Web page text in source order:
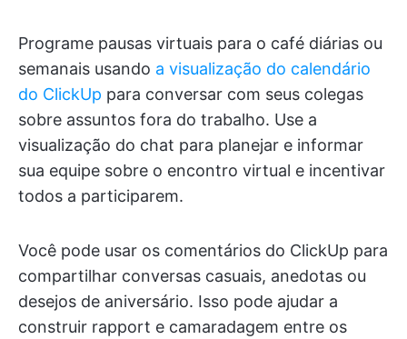
Programe pausas virtuais para o café diárias ou
semanais usando a visualização do calendário
do ClickUp para conversar com seus colegas
sobre assuntos fora do trabalho. Use a
visualização do chat para planejar e informar
sua equipe sobre o encontro virtual e incentivar
todos a participarem.
Você pode usar os comentários do ClickUp para
compartilhar conversas casuais, anedotas ou
desejos de aniversário. Isso pode ajudar a
construir rapport e camaradagem entre os